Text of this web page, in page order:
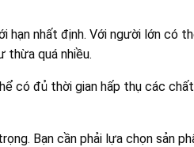
hạn nhất định. Với người lớn có
thừa quá nhiều.
có đủ thời gian hấp thụ các
Bạn cần phải lựa chọn sản